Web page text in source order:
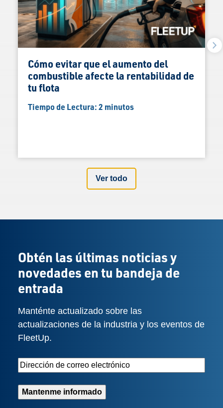
Cómo evitar que el aumento del
combustible afecte la rentabilidad de
tu flota
Tiempo de Lectura:2 minutos
Ver todo
Obtén las últimas noticias y
novedades en tu bandeja de
entrada
Manténte actualizado sobre las
actualizaciones de la industria y los eventos de
FleetUp.
Email
Address